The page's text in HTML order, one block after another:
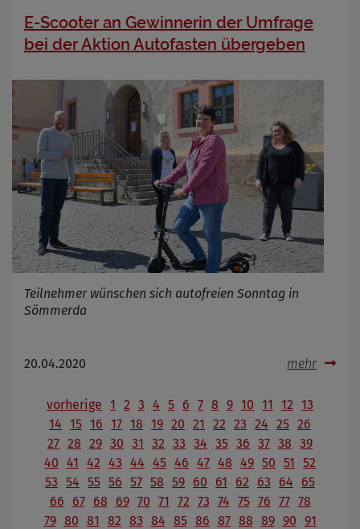
E-Scooter an Gewinnerin der Umfrage
bei der Aktion Autofasten übergeben
Teilnehmer wünschen sich autofreien Sonntag in
Sömmerda
20.04.2020 mehr
vorherige 1 2 3 4 5 6 7 8 9 10 11 12 13
14 15 16 17 18 19 20 21 22 23 24 25 26
27 28 29 30 31 32 33 34 35 36 37 38 39
40 41 42 43 44 45 46 47 48 49 50 51
52
53 54 55 56 57 58 59 60 61 62 63 64
65
66
67 68 69 70 71 72 73 74 75 76 77 78
79 80 81 82 83 84 85 86 87 88 89 90 91